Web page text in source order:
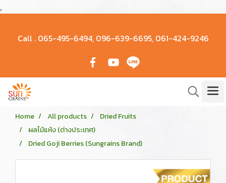
,
Call . 065-495-6494, 096-639-6695, 061-424-9246
Home All products
Dried Fruits
ผลไม้แห้ง (ต่างประเทศ)
Dried Goji Berries (Sungrains Brand)